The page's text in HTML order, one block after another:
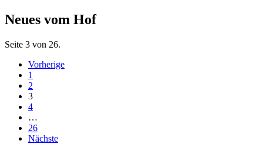
Neues vom Hof
Seite 3 von 26.
Vorherige
1
2
3
4
…
26
Nächste